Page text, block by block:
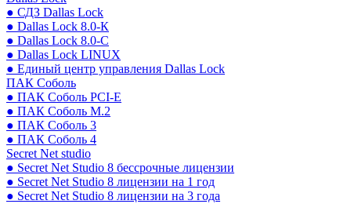
● СДЗ Dallas Lock
● Dallas Lock 8.0-К
● Dallas Lock 8.0-С
● Dallas Lock LINUX
● Единый центр управления Dallas Lock
ПАК Соболь
● ПАК Соболь PCI-E
● ПАК Соболь М.2
● ПАК Соболь 3
● ПАК Соболь 4
Secret Net studio
● Secret Net Studio 8 бессрочные лицензии
● Secret Net Studio 8 лицензии на 1 год
● Secret Net Studio 8 лицензии на 3 года